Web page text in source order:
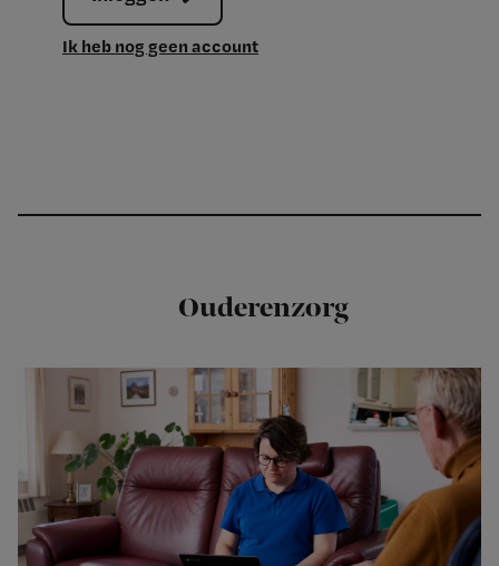
Ik heb nog geen account
Ouderenzorg